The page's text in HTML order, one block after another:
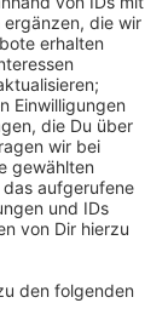
mehr
annehmen,
und es
dass
Ländern
es